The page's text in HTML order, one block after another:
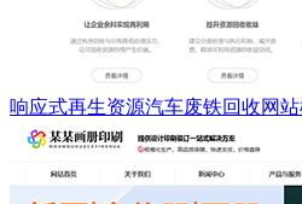
响应式再生资源汽车废铁回收网站